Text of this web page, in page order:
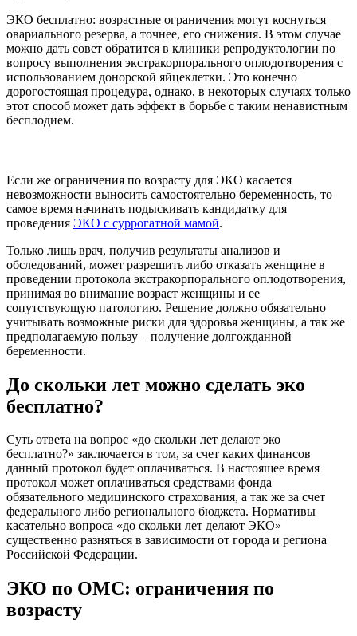
ЭКО бесплатно: возрастные ограничения могут коснуться
овариального резерва, а точнее, его снижения. В этом случае
можно дать совет обратится в клиники репродуктологии по
вопросу выполнения экстракорпорального оплодотворения с
использованием донорской яйцеклетки. Это конечно
дорогостоящая процедура, однако, в некоторых случаях только
этот способ может дать эффект в борьбе с таким ненавистным
бесплодием.
Если же ограничения по возрасту для ЭКО касается
невозможности выносить самостоятельно беременность, то
самое время начинать подыскивать кандидатку для
проведения ЭКО с суррогатной мамой.
Только лишь врач, получив результаты анализов и
обследований, может разрешить либо отказать женщине в
проведении протокола экстракорпорального оплодотворения,
принимая во внимание возраст женщины и ее
сопутствующую патологию. Решение должно обязательно
учитывать возможные риски для здоровья женщины, а так же
предполагаемую пользу – получение долгожданной
беременности.
До скольки лет можно сделать эко
бесплатно?
Суть ответа на вопрос «до скольки лет делают эко
бесплатно?» заключается в том, за счет каких финансов
данный протокол будет оплачиваться. В настоящее время
протокол может оплачиваться средствами фонда
обязательного медицинского страхования, а так же за счет
федерального либо регионального бюджета. Нормативы
касательно вопроса «до скольки лет делают ЭКО»
существенно разняться в зависимости от города и региона
Российской Федерации.
ЭКО по ОМС: ограничения по
возрасту